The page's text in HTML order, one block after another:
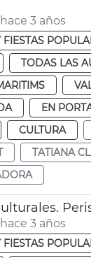
3 años
FIESTAS
TODAS LAS
EN
CULTURA
TATIANA
3 años
FIESTAS